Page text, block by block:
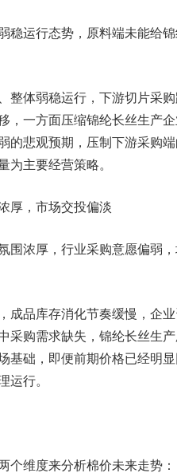
稳运行态势，原料端未能给
整体弱稳运行，下游切片采
，一方面压缩锦纶长丝生产
的悲观预期，压制下游采购
为主要经营策略。
厚，市场交投偏淡
围浓厚，行业采购意愿偏弱
成品库存消化节奏缓慢，企
采购需求缺失，锦纶长丝生
基础，即便前期价格已经明
运行。
个维度来分析棉价未来走势：